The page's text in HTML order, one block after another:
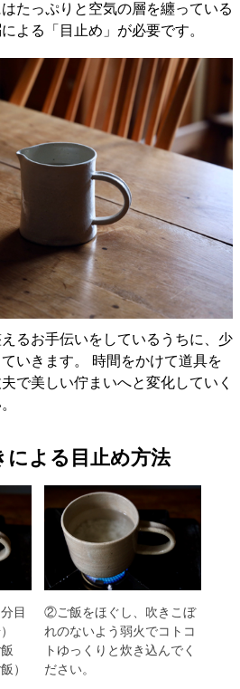
たっぷりと空気の層を纏っている
よる「目止め」が必要です。
るお手伝いをしているうちに、少
いきます。 時間をかけて道具を
で美しい佇まいへと変化していく
による目止め方法
目
）
②ご飯をほぐし、吹きこぼ
れのないよう弱火でコトコ
トゆっくりと炊き込んでく
ださい。